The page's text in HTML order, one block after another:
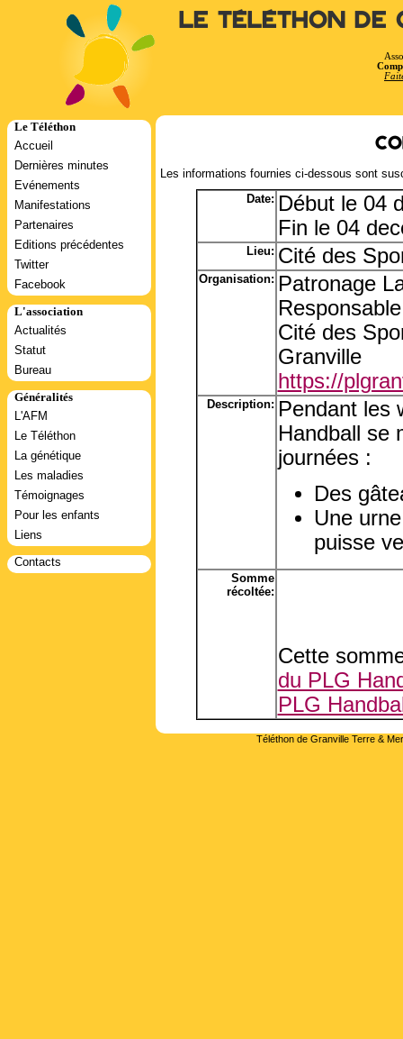
Le Téléthon de
Le Téléthon
Accueil
Dernières minutes
Evénements
Manifestations
Partenaires
Editions précédentes
Twitter
Facebook
L'association
Actualités
Statut
Bureau
Généralités
L'AFM
Le Téléthon
La génétique
Les maladies
Témoignages
Pour les enfants
Liens
Contacts
Les informations fournies ci-dessous sont
Date: Début le 04
Fin le 04
Lieu: Cité des
Organisation: Patronage
Cité des
Granville
https://
Description: Pendant les
Handball se
journées :
Des
Une
puisse
Somme
récoltée:
Cette
du PLG
PLG
Téléthon de Granville Terre &